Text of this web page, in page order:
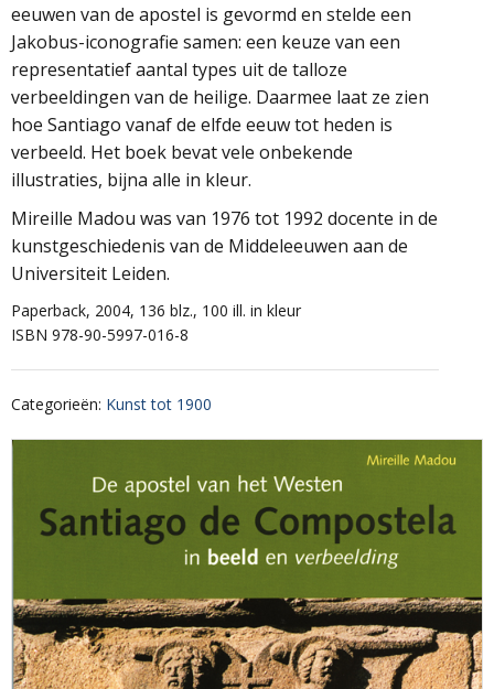
eeuwen van de apostel is gevormd en stelde een
Jakobus-iconografie samen: een keuze van een
representatief aantal types uit de talloze
verbeeldingen van de heilige. Daarmee laat ze zien
hoe Santiago vanaf de elfde eeuw tot heden is
verbeeld. Het boek bevat vele onbekende
illustraties, bijna alle in kleur.
Mireille Madou was van 1976 tot 1992 docente in de
kunstgeschiedenis van de Middeleeuwen aan de
Universiteit Leiden.
Paperback, 2004, 136 blz., 100 ill. in kleur
ISBN 978-90-5997-016-8
Categorieën: Kunst tot 1900